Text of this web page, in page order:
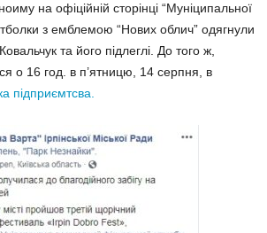
на офіційній сторінці “Муніципальної
з емблемою “Нових облич” одягнули
та його підлеглі. До того ж,
о 16 год. в п’ятницю, 14 серпня, в
підприємтсва.